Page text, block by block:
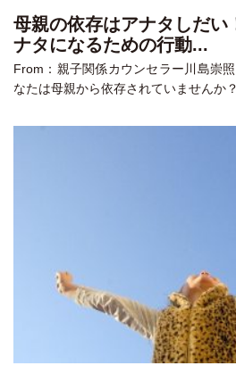
母親の依存はアナタしだい
ナタになるための行動...
From：親子関係カウンセラー川島崇
なたは母親から依存されていませんか